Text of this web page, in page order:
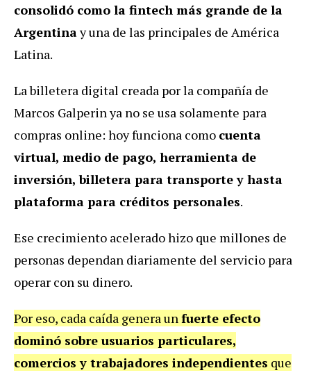
consolidó como la fintech más grande de la
Argentinay una de las principales de América
Latina.
La billetera digital creada por la compañía de
Marcos Galperin ya no se usa solamente para
compras online: hoy funciona como cuenta
virtual, medio de pago, herramienta de
inversión, billetera para transporte y hasta
plataforma para créditos personales.
Ese crecimiento acelerado hizo que millones de
personas dependan diariamente del servicio para
operar con su dinero.
Por eso, cada caída genera unfuerte efecto
dominó sobre usuarios particulares,
comercios y trabajadores independientes que